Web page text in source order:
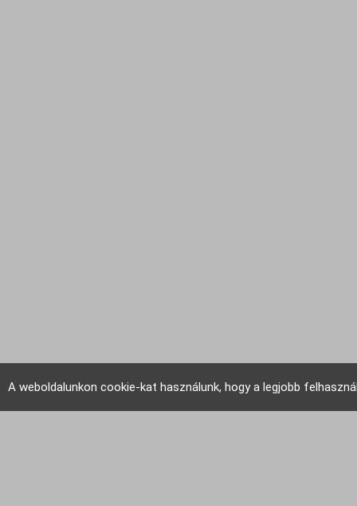
A weboldalunkon cookie-kat használunk, hogy a legjobb